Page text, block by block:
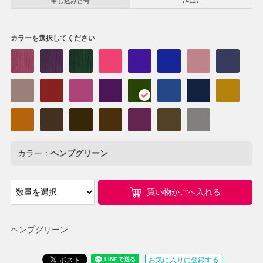
ヘンプグリーン
カラーを選択してください
カラー： ヘンプグリーン
買い物かごへ入れる
お気に入りに登録する